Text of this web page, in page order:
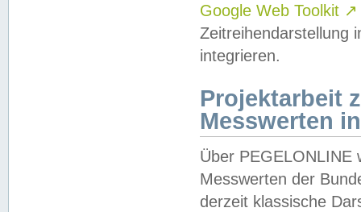
Google Web Toolkit ↗
Zeitreihendarstellung
integrieren.
Projektarbeit
Messwerten
Über PEGELONLINE
Messwerten der
derzeit klassische